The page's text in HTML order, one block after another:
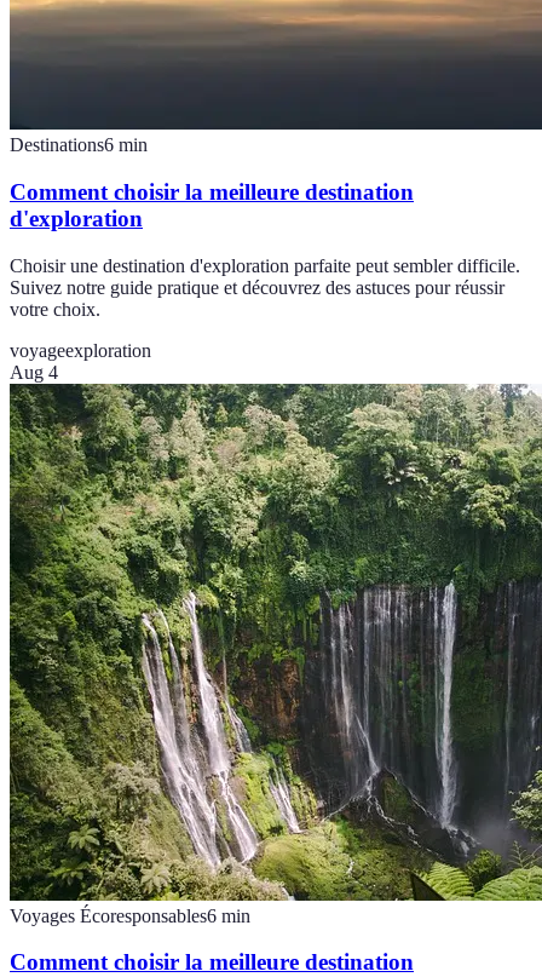
Destinations6 min
Comment choisir la meilleure destination
d'exploration
Choisir une destination d'exploration parfaite peut sembler difficile.
Suivez notre guide pratique et découvrez des astuces pour réussir
votre choix.
voyageexploration
Aug 4
Voyages Écoresponsables6 min
Comment choisir la meilleure destination